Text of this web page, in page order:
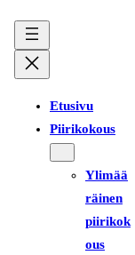
Etusivu
Piirikokous
Ylimää
räinen
piirikok
ous